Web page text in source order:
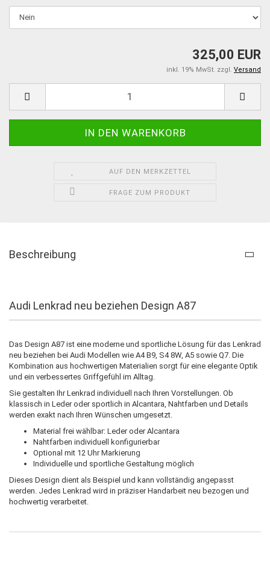
325,00 EUR
inkl. 19% MwSt. zzgl. Versand
AUF DEN MERKZETTEL
FRAGE ZUM PRODUKT
Beschreibung
Audi Lenkrad neu beziehen Design A87
Das Design A87 ist eine moderne und sportliche Lösung für das Lenkrad
neu beziehen bei Audi Modellen wie A4 B9, S4 8W, A5 sowie Q7. Die
Kombination aus hochwertigen Materialien sorgt für eine elegante Optik
und ein verbessertes Griffgefühl im Alltag.
Sie gestalten Ihr Lenkrad individuell nach Ihren Vorstellungen. Ob
klassisch in Leder oder sportlich in Alcantara, Nahtfarben und Details
werden exakt nach Ihren Wünschen umgesetzt.
Material frei wählbar: Leder oder Alcantara
Nahtfarben individuell konfigurierbar
Optional mit 12 Uhr Markierung
Individuelle und sportliche Gestaltung möglich
Dieses Design dient als Beispiel und kann vollständig angepasst
werden. Jedes Lenkrad wird in präziser Handarbeit neu bezogen und
hochwertig verarbeitet.